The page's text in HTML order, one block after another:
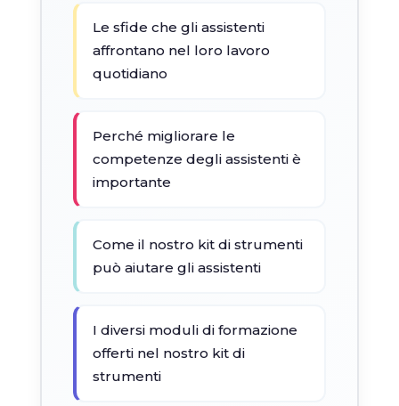
Le sfide che gli assistenti
affrontano nel loro lavoro
quotidiano
Perché migliorare le
competenze degli assistenti è
importante
Come il nostro kit di strumenti
può aiutare gli assistenti
I diversi moduli di formazione
offerti nel nostro kit di
strumenti